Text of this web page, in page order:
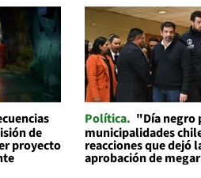
de
proyecto
Política "Día negro
municipalidades
reacciones que dejó
aprobación de